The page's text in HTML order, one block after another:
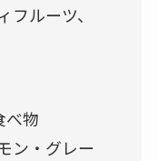
ルーツ、
べ物
ン・グレー